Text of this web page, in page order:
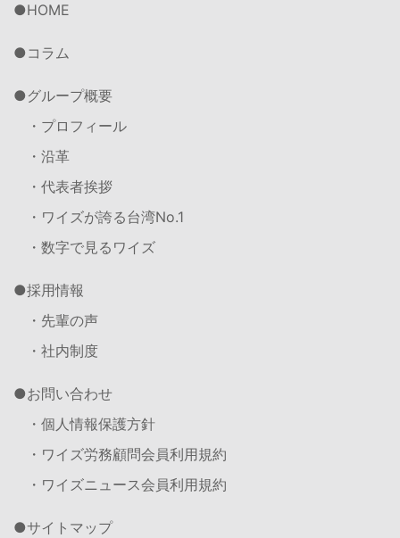
HOME
コラム
グループ概要
・プロフィール
・沿革
・代表者挨拶
・ワイズが誇る台湾No.1
・数字で見るワイズ
採用情報
・先輩の声
・社内制度
お問い合わせ
・個人情報保護方針
・ワイズ労務顧問会員利用規約
・ワイズニュース会員利用規約
サイトマップ